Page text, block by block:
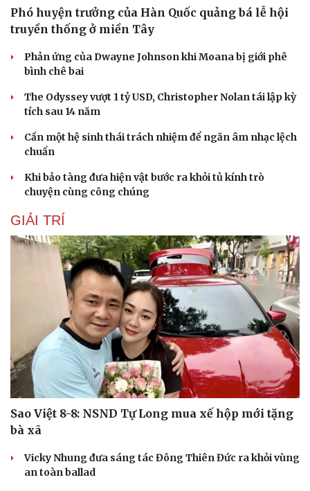
Săn Tour
check-in
Đọc truyện đêm khuya
Cửa sổ tình yêu
Hạt giống tâm hồn
Phó huyện trưởng của Hàn Quốc quảng bá lễ hội
truyền thống ở miền Tây
Phản ứng của Dwayne Johnson khi Moana bị giới phê
bình chê bai
The Odyssey vượt 1 tỷ USD, Christopher Nolan tái lập kỳ
tích sau 14 năm
Cần một hệ sinh thái trách nhiệm để ngăn âm nhạc lệch
chuẩn
Khi bảo tàng đưa hiện vật bước ra khỏi tủ kính trò
chuyện cùng công chúng
GIẢI TRÍ
Sao Việt 8-8: NSND Tự Long mua xế hộp mới tặng
bà xã
Vicky Nhung đưa sáng tác Đông Thiên Đức ra khỏi vùng
an toàn ballad